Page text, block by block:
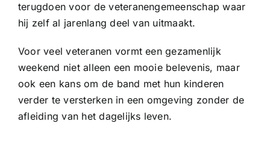
terugdoen voor de veteranengemeenschap waar
hij zelf al jarenlang deel van uitmaakt.
Voor veel veteranen vormt een gezamenlijk
weekend niet alleen een mooie belevenis, maar
ook een kans om de band met hun kinderen
verder te versterken in een omgeving zonder de
afleiding van het dagelijks leven.